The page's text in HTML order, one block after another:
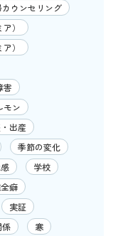
カウンセリング
）
）
害
モン
出産
季節の変化
学校
癖
実証
係
寒